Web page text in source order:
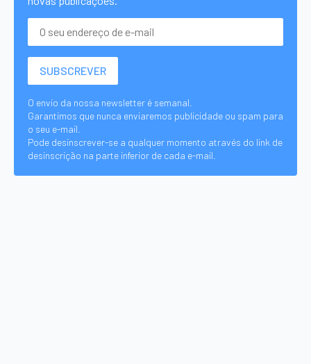
O envio da nossa newsletter é semanal.
Garantimos que nunca enviaremos publicidade ou spam para
o seu e-mail.
Pode desinscrever-se a qualquer momento através do link de
desinscrição na parte inferior de cada e-mail.